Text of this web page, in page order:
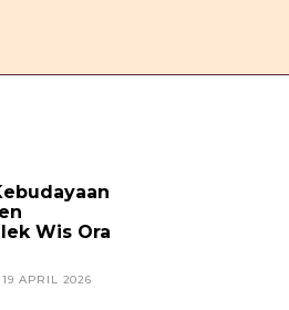
Wis Ora
19 APRIL 2026